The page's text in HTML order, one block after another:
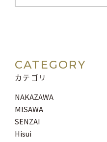
CATEGORY
カテゴリ
NAKAZAWA
MISAWA
SENZAI
Hisui